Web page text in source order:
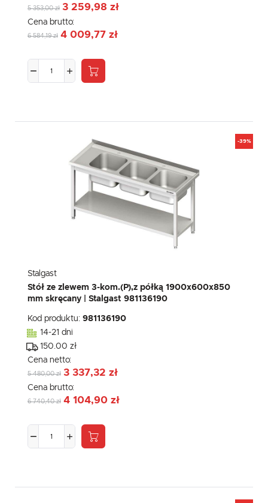
5 353,00 zł 3 259,98 zł
Cena brutto:
6 584,19 zł 4 009,77 zł
-39%
Stalgast
Stół ze zlewem 3-kom.(P),z półką 1900x600x850
mm skręcany | Stalgast 981136190
Kod produktu: 981136190
14-21 dni
150.00 zł
Cena netto:
5 480,00 zł 3 337,32 zł
Cena brutto:
6 740,40 zł 4 104,90 zł